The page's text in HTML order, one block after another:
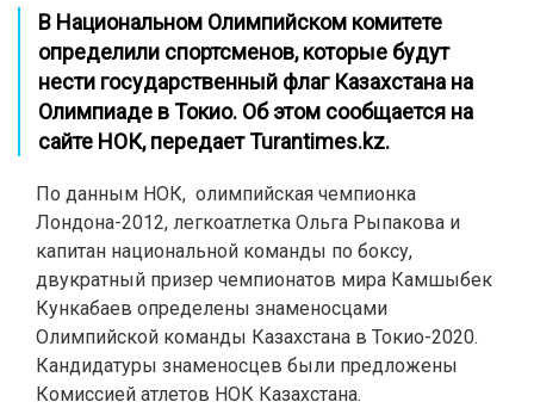
В Национальном Олимпийском комитете
определили спортсменов, которые будут
нести государственный флаг Казахстана на
Олимпиаде в Токио. Об этом сообщается на
сайте НОК, передаетTurantimes.kz.
По данным НОК, олимпийская чемпионка
Лондона-2012, легкоатлетка Ольга Рыпакова и
капитан национальной команды по боксу,
двукратный призер чемпионатов мира Камшыбек
Кункабаев определены знаменосцами
Олимпийской команды Казахстана в Токио-2020.
Кандидатуры знаменосцев были предложены
Комиссией атлетов НОК Казахстана.